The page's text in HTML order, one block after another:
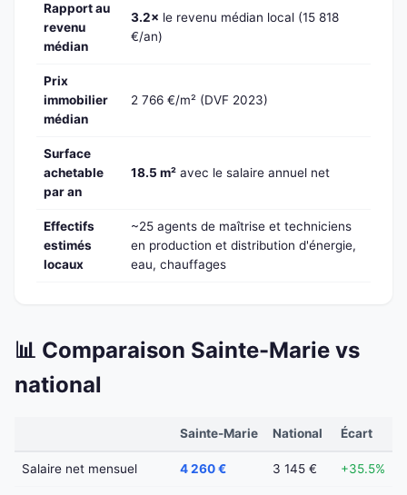
Rapport au
revenu
médian
3.2× le revenu médian local (15 818
€/an)
Prix
immobilier
médian
2 766 €/m² (DVF 2023)
Surface
achetable
par an
18.5 m² avec le salaire annuel net
Effectifs
estimés
locaux
~25 agents de maîtrise et techniciens
en production et distribution d'énergie,
eau, chauffages
📊 Comparaison Sainte-Marie vs
national
Sainte-Marie National Écart
Salaire net mensuel 4 260 € 3 145 € +35.5%